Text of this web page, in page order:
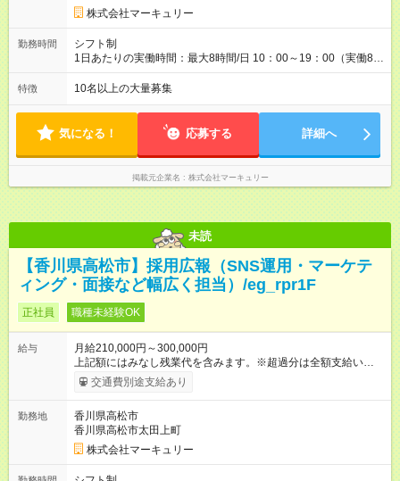
となることも。努力や成長が収入につながる環境です。 【試用
期間】試用期間あり 試用期間の長さ：3ヶ月 雇用形態、給与は
本採用時と同じです。
株式会社マーキュリー
勤務時間
シフト制
1日あたりの実働時間：最大8時間/日 10：00～19：00（実働8時
間） ※勤務地により異なります。
特徴 10名以上の大量募集
気になる！ 応募する 詳細へ
掲載元企業名 株式会社マーキュリー
未読
【香川県高松市】採用広報（SNS運用・マーケテ
ィング・面接など幅広く担当）/eg_rpr1F
正社員 職種未経験OK
給与
月給210,000円～300,000円
上記額にはみなし残業代を含みます。※超過分は全額支給いたし
ます。 みなし残業代 14,616円／月 みなし残業時間 10時間／月
※能力やスキルを考慮の上、当社規程により決定します。 ーー
に1回の「年次昇給」があり、仕事での成果にあわせて昇給しま
す。特に頑張っている人は、上長の裁量でさらにプラスの昇給
となることも。努力や成長が収入につながる環境です。 【試用
期間】試用期間あり 試用期間の長さ：3ヶ月 雇用形態、給与は
本採用時と同じです。
交通費別途支給あり
勤務地
香川県高松市
香川県高松市太田上町
株式会社マーキュリー